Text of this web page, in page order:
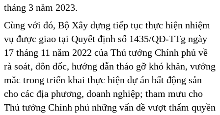
tháng 3 năm 2023.
Cùng với đó, Bộ Xây dựng tiếp tục thực hiện nhiệm
vụ được giao tại Quyết định số 1435/QĐ-TTg ngày
17 tháng 11 năm 2022 của Thủ tướng Chính phủ về
rà soát, đôn đốc, hướng dẫn tháo gỡ khó khăn, vướng
mắc trong triển khai thực hiện dự án bất động sản
cho các địa phương, doanh nghiệp; tham mưu cho
Thủ tướng Chính phủ những vấn đề vượt thẩm quyền